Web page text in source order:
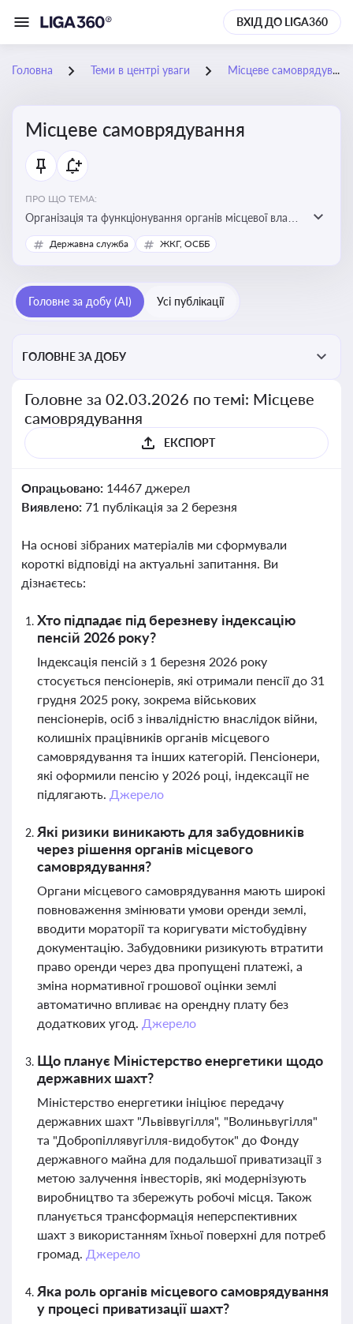
ВХІД ДО LIGA360
Головна Теми в центрі уваги Місцеве самоврядування
Місцеве самоврядування
ПРО ЩО ТЕМА:
Організація та функціонування органів місцевої влади,
які приймають рішення та здійснюють управлінські
функції на рівні місцевих громад (міст, сіл, селищ)
Державна служба ЖКГ, ОСББ
Головне за добу (AI) Усі публікації
ГОЛОВНЕ ЗА ДОБУ
Головне за 02.03.2026 по темі: Місцеве
самоврядування
ЕКСПОРТ
Опрацьовано: 14467 джерел
Виявлено: 71 публікація за 2 березня
На основі зібраних матеріалів ми сформували
короткі відповіді на актуальні запитання. Ви
дізнаєтесь:
Хто підпадає під березневу індексацію
пенсій 2026 року?
Індексація пенсій з 1 березня 2026 року
стосується пенсіонерів, які отримали пенсії до 31
грудня 2025 року, зокрема військових
пенсіонерів, осіб з інвалідністю внаслідок війни,
колишніх працівників органів місцевого
самоврядування та інших категорій. Пенсіонери,
які оформили пенсію у 2026 році, індексації не
підлягають. Джерело
Які ризики виникають для забудовників
через рішення органів місцевого
самоврядування?
Органи місцевого самоврядування мають широкі
повноваження змінювати умови оренди землі,
вводити мораторії та коригувати містобудівну
документацію. Забудовники ризикують втратити
право оренди через два пропущені платежі, а
зміна нормативної грошової оцінки землі
автоматично впливає на орендну плату без
додаткових угод. Джерело
Що планує Міністерство енергетики щодо
державних шахт?
Міністерство енергетики ініціює передачу
державних шахт "Львіввугілля", "Волиньвугілля"
та "Добропіллявугілля-видобуток" до Фонду
державного майна для подальшої приватизації з
метою залучення інвесторів, які модернізують
виробництво та збережуть робочі місця. Також
планується трансформація неперспективних
шахт з використанням їхньої поверхні для потреб
громад. Джерело
Яка роль органів місцевого самоврядування
у процесі приватизації шахт?